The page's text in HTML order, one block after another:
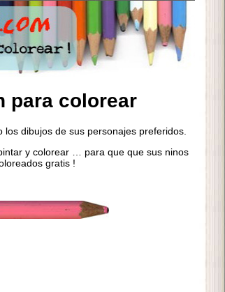
para colorear
dibujos de sus personajes preferidos.
y colorear … para que que sus ninos
gratis !